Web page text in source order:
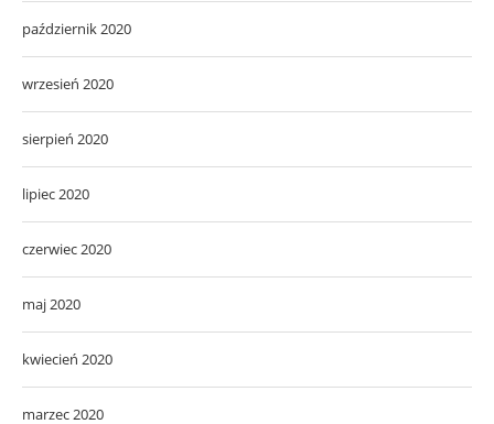
październik 2020
wrzesień 2020
sierpień 2020
lipiec 2020
czerwiec 2020
maj 2020
kwiecień 2020
marzec 2020